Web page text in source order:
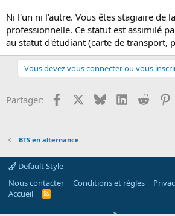
Ni l'un ni l'autre. Vous êtes stagiaire de
professionnelle. Ce statut est assimilé
au statut d'étudiant (carte de transport,
Vous devez vous connecter ou vous
Partager: Facebook BlueskyLinkedInReddit
BTS en alternance
Default Style
Nous contacter
Conditions et règles
Accueil
R
®